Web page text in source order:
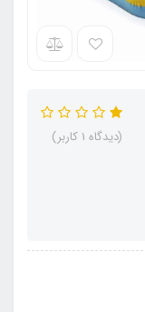
(دیدگاه 1 کاربر)